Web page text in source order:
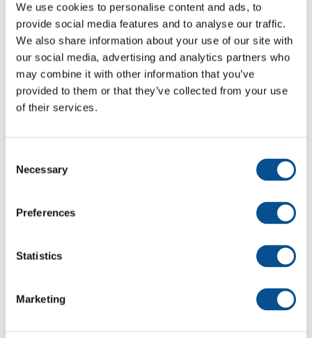
We use cookies to personalise content and ads, to
provide social media features and to analyse our traffic.
We also share information about your use of our site with
our social media, advertising and analytics partners who
may combine it with other information that you’ve
provided to them or that they’ve collected from your use
of their services.
Selection
Necessary
Preferences
Statistics
Marketing
Breedte 3,90 m
Download specificaties
Foto's van de Argus 1
Vorige